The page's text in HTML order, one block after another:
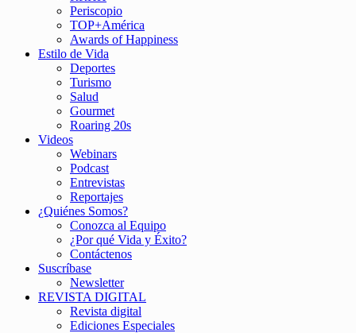
Periscopio
TOP+América
Awards of Happiness
Estilo de Vida
Deportes
Turismo
Salud
Gourmet
Roaring 20s
Videos
Webinars
Podcast
Entrevistas
Reportajes
¿Quiénes Somos?
Conozca al Equipo
¿Por qué Vida y Éxito?
Contáctenos
Suscríbase
Newsletter
REVISTA DIGITAL
Revista digital
Ediciones Especiales